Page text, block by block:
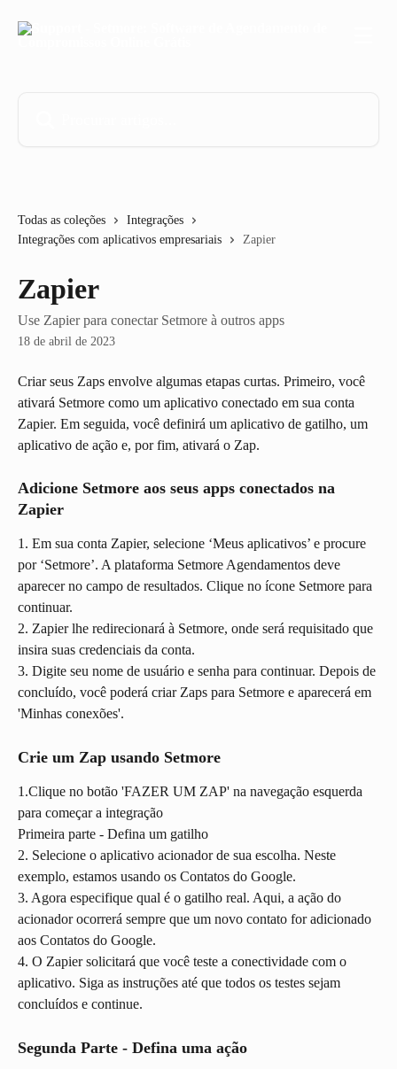
Todas as coleções
Integrações
Integrações com aplicativos empresariais
Zapier
Zapier
Use Zapier para conectar Setmore à outros apps
18 de abril de 2023
Criar seus Zaps envolve algumas etapas curtas. Primeiro, você
ativará Setmore como um aplicativo conectado em sua conta
Zapier. Em seguida, você definirá um aplicativo de gatilho, um
aplicativo de ação e, por fim, ativará o Zap.
Adicione Setmore aos seus apps conectados na
Zapier
1. Em sua conta Zapier, selecione ‘Meus aplicativos’ e procure
por ‘Setmore’. A plataforma Setmore Agendamentos deve
aparecer no campo de resultados. Clique no ícone Setmore para
continuar.
2. Zapier lhe redirecionará à Setmore, onde será requisitado que
insira suas credenciais da conta.
3. Digite seu nome de usuário e senha para continuar. Depois de
concluído, você poderá criar Zaps para Setmore e aparecerá em
'Minhas conexões'.
Crie um Zap usando Setmore
1.Clique no botão 'FAZER UM ZAP' na navegação esquerda
para começar a integração
Primeira parte - Defina um gatilho
2. Selecione o aplicativo acionador de sua escolha. Neste
exemplo, estamos usando os Contatos do Google.
3. Agora especifique qual é o gatilho real. Aqui, a ação do
acionador ocorrerá sempre que um novo contato for adicionado
aos Contatos do Google.
4. O Zapier solicitará que você teste a conectividade com o
aplicativo. Siga as instruções até que todos os testes sejam
concluídos e continue.
Segunda Parte - Defina uma ação